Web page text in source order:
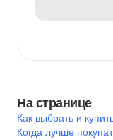
На странице
Как выбрать и
Когда лучше